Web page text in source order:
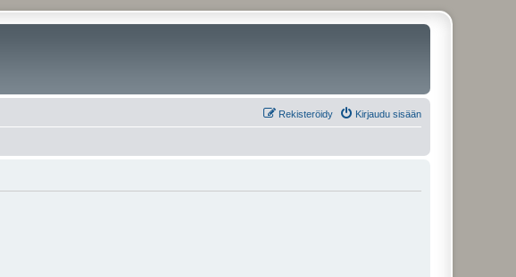
Kirjaudu sisään
Rekisteröidy